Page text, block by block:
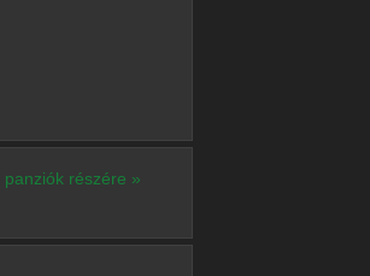
részére »